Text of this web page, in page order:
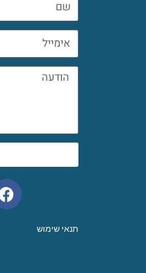
תנאי שימוש